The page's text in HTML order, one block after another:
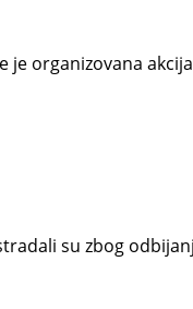
je organizovana
su zbog